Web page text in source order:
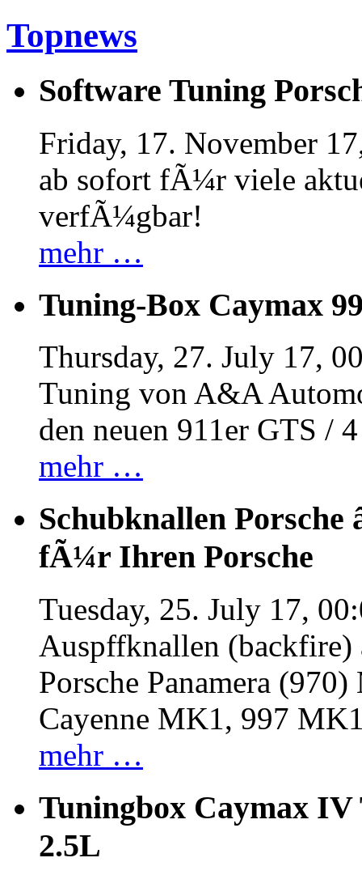
Topnews
Software Tuning
Friday, 17. November
ab sofort fÃ¼r viele
verfÃ¼gbar!
mehr …
Tuning-Box Caymax
Thursday, 27. July 17,
Tuning von A&A
den neuen 911er GTS /
mehr …
Schubknallen Porsche
fÃ¼r Ihren Porsche
Tuesday, 25. July 17,
Auspffknallen
Porsche Panamera
Cayenne MK1, 997
mehr …
Tuningbox Caymax IV
2.5L